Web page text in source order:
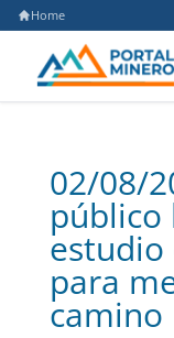
Home
02/08/
público
estudio
para
camino